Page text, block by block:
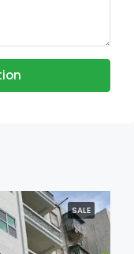
SALE